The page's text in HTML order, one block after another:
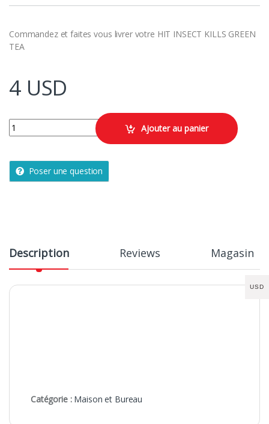
Commandez et faites vous livrer votre HIT INSECT KILLS GREEN
TEA
4 USD
HIT INSECT KILLS GREEN TEA 400ML (*) quantity
Ajouter au panier
Poser une question
Description Reviews Magasin
Catégorie : Maison et Bureau
USD